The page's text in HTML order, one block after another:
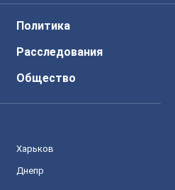
Политика
Расследования
Общество
Харьков
Днепр